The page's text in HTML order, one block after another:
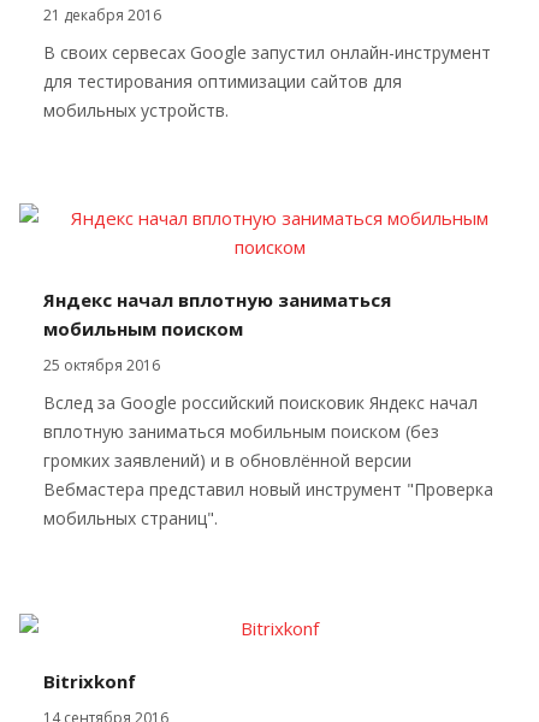
21 декабря 2016
В своих сервесах Google запустил онлайн-инструмент
для тестирования оптимизации сайтов для
мобильных устройств.
Яндекс начал вплотную заниматься
мобильным поиском
25 октября 2016
Вслед за Google российский поисковик Яндекс начал
вплотную заниматься мобильным поиском (без
громких заявлений) и в обновлённой версии
Вебмастера представил новый инструмент "Проверка
мобильных страниц".
Bitrixkonf
14 сентября 2016